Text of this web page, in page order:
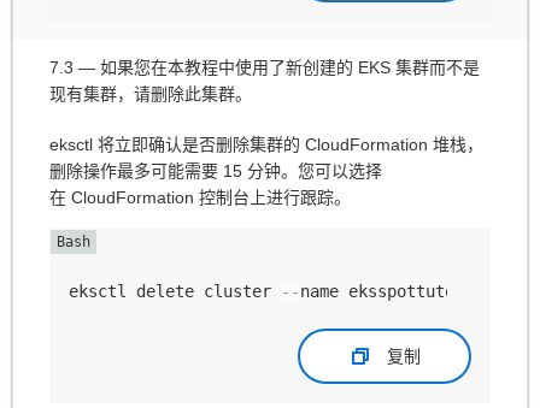
7.3 — 如果您在本教程中使用了新创建的 EKS 集群而不是
现有集群，请删除此集群。
eksctl 将立即确认是否删除集群的 CloudFormation 堆栈，
删除操作最多可能需要 15 分钟。您可以选择
在 CloudFormation 控制台上进行跟踪。
eksctl delete cluster --name eksspottutorial
复制